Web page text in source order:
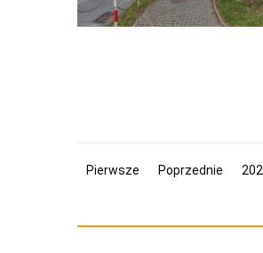
Pierwsze Poprzednie 202